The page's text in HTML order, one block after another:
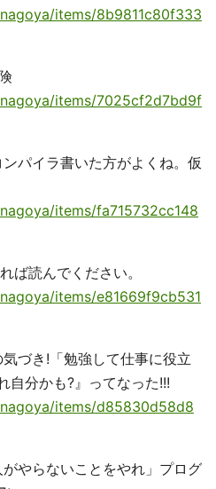
items/8b9811c80f333
items/7025cf2d7bd9f
パイラ書いた方がよくね。仮
items/fa715732cc148
ば読んでください。
items/e81669f9cb531
づき!「勉強して仕事に役立
自分かも?』ってなった!!!
items/d85830d58d8
がやらないことをやれ」プログ